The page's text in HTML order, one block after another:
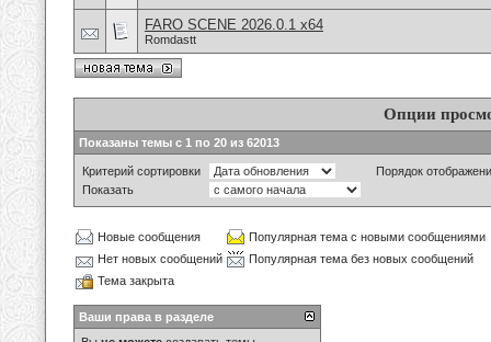
FARO SCENE 2026.0.1 x64
Romdastt
Опции
Показаны темы с 1 по 20 из 62013
Критерий сортировки
Порядок
Показать
Новые сообщения
Популярная тема с новыми сообщениями
Нет новых сообщений
Популярная тема без новых сообщений
Тема закрыта
Ваши права в разделе